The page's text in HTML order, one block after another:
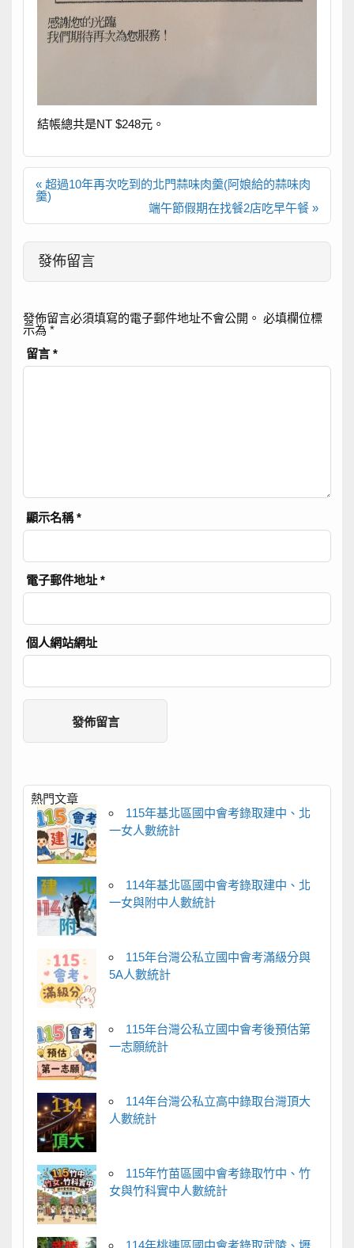
結帳總共是NT $248元。
文
章
« 超過10年再次吃到的北門蒜味肉羹(阿娘給的蒜味肉
羹)
端午節假期在找餐2店吃早午餐 »
發佈留言
發佈留言必須填寫的電子郵件地址不會公開。 必填欄位標
示為 *
留言*
顯示名稱*
電子郵件地址*
個人網站網址
熱門文章
115年基北區國中會考錄取建中、北
一女人數統計
114年基北區國中會考錄取建中、北
一女與附中人數統計
115年台灣公私立國中會考滿級分與
5A人數統計
115年台灣公私立國中會考後預估第
一志願統計
114年台灣公私立高中錄取台灣頂大
人數統計
115年竹苗區國中會考錄取竹中、竹
女與竹科實中人數統計
114年桃連區國中會考錄取武陵、壢